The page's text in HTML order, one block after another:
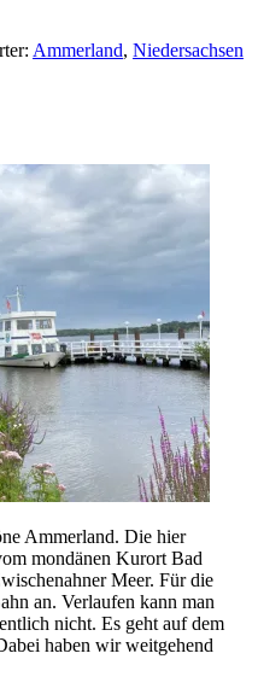
Ammerland, Niedersachsen
Ammerland. Die hier
mondänen Kurort Bad
Meer. Für die
an. Verlaufen kann man
nicht. Es geht auf dem
haben wir weitgehend